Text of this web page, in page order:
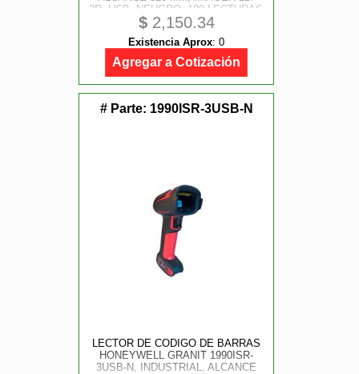
2D, USB, NEHGRO, 100 LECTURAS
POR SEGUNDO, NO INCLUYE
BASE
$2,150.34
Existencia Aprox: 0
Agregar a Cotización
# Parte: 1990ISR-3USB-N
LECTOR DE CODIGO DE BARRAS
HONEYWELL GRANIT 1990ISR-
3USB-N, INDUSTRIAL, ALCANCE